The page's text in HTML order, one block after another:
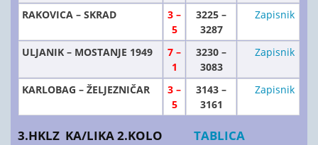
RAKOVICA – SKRAD
3 –
5
3225 –
3287
Zapisnik
ULJANIK – MOSTANJE 1949
7 –
1
3230 –
3083
Zapisnik
KARLOBAG – ŽELJEZNIČAR
3 –
5
3143 –
3161
Zapisnik
3.HKLZ KA/LIKA 2.KOLO TABLICA